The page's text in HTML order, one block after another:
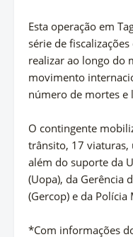
Esta operação em
série de
realizar ao longo do
movimento
número de mortes e
O contingente
trânsito, 17 viaturas,
além do suporte da
(Uopa), da Gerência
(Gercop) e da Polícia
*Com informações